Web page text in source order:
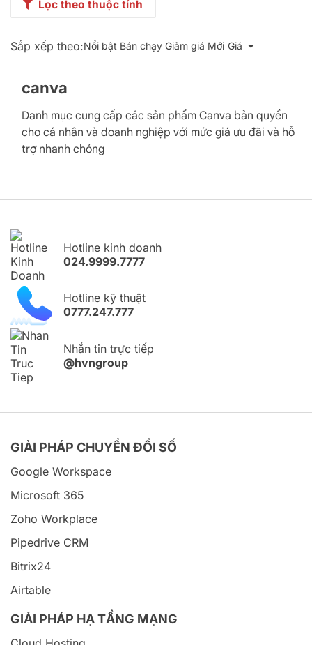
Lọc theo thuộc tính
Sắp xếp theo:Nổi bật Bán chạy Giảm giá Mới Giá
canva
Danh mục cung cấp các sản phẩm Canva bản quyền
cho cá nhân và doanh nghiệp với mức giá ưu đãi và hỗ
trợ nhanh chóng
Hotline kinh doanh
024.9999.7777
Hotline kỹ thuật
0777.247.777
Nhắn tin trực tiếp
@hvngroup
GIẢI PHÁP CHUYỂN ĐỔI SỐ
Google Workspace
Microsoft 365
Zoho Workplace
Pipedrive CRM
Bitrix24
Airtable
GIẢI PHÁP HẠ TẦNG MẠNG